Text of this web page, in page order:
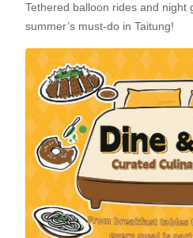
Tethered balloon rides and
summer’s must-do in Taitung!